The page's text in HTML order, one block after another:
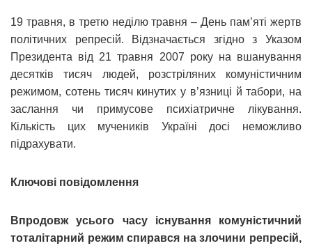
19 травня, в третю неділю травня – День пам’яті жертв
політичних репресій. Відзначається згідно з Указом
Президента від 21 травня 2007 року на вшанування
десятків тисяч людей, розстріляних комуністичним
режимом, сотень тисяч кинутих у в’язниці й табори, на
заслання чи примусове психіатричне лікування.
Кількість цих мучеників Україні досі неможливо
підрахувати.
Ключові повідомлення
Впродовж усього часу існування комуністичний
тоталітарний режим спирався на злочини репресій,